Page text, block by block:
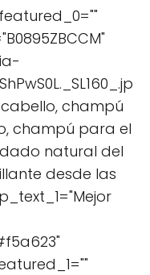
champú
champú para el
natural del
desde las